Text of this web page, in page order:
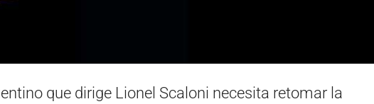
que dirige Lionel Scaloni necesita retomar la